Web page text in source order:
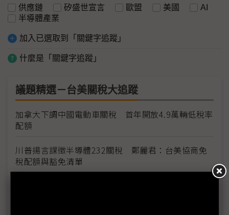
供應鏈 矽盛世宣言 歐盟 美國
AI
半導體產業
加入已選取到「關鍵字追蹤」
什麼是「關鍵字追蹤」
議題精選－台美關稅大追蹤
加拿大下調中國電動車關稅 首年開放4.9萬輛低稅率
配額
川普揚言課徵半導體232關稅 鄭麗君：台美協商免
稅配額與豁免清單